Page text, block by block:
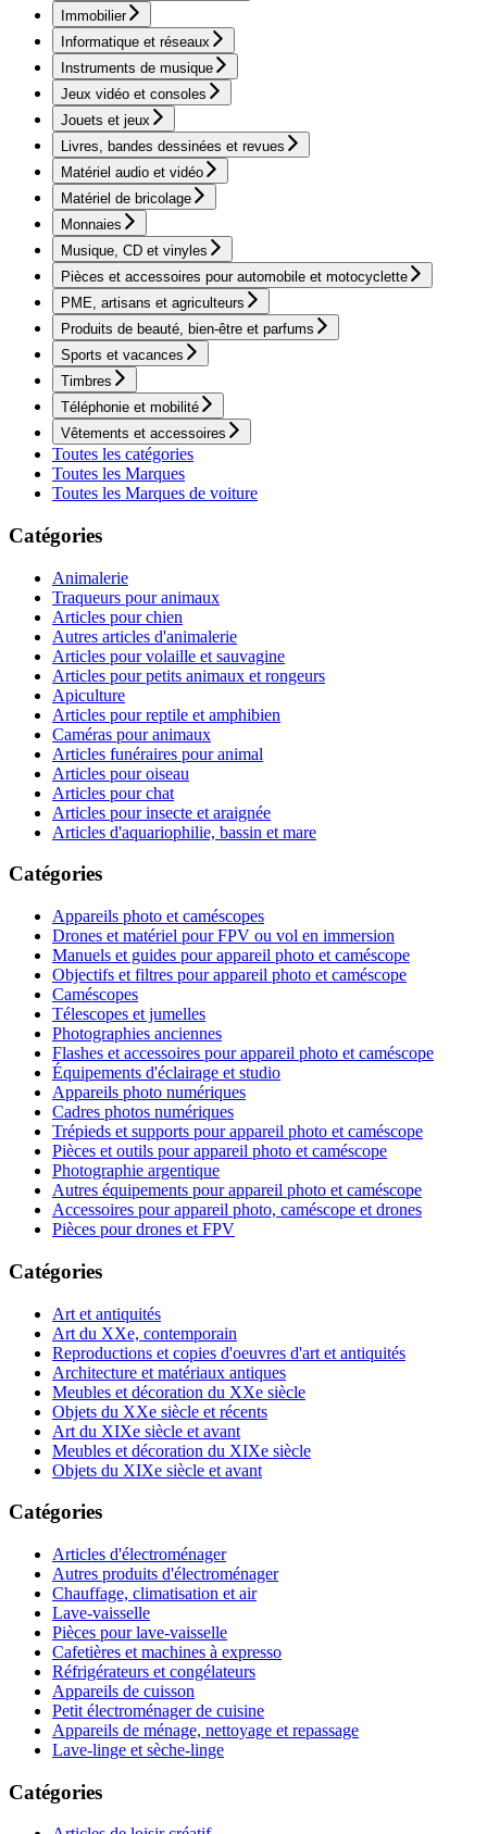
Immobilier
Informatique et réseaux
Instruments de musique
Jeux vidéo et consoles
Jouets et jeux
Livres, bandes dessinées et revues
Matériel audio et vidéo
Matériel de bricolage
Monnaies
Musique, CD et vinyles
Pièces et accessoires pour automobile et motocyclette
PME, artisans et agriculteurs
Produits de beauté, bien-être et parfums
Sports et vacances
Timbres
Téléphonie et mobilité
Vêtements et accessoires
Toutes les catégories
Toutes les Marques
Toutes les Marques de voiture
Catégories
Animalerie
Traqueurs pour animaux
Articles pour chien
Autres articles d'animalerie
Articles pour volaille et sauvagine
Articles pour petits animaux et rongeurs
Apiculture
Articles pour reptile et amphibien
Caméras pour animaux
Articles funéraires pour animal
Articles pour oiseau
Articles pour chat
Articles pour insecte et araignée
Articles d'aquariophilie, bassin et mare
Catégories
Appareils photo et caméscopes
Drones et matériel pour FPV ou vol en immersion
Manuels et guides pour appareil photo et caméscope
Objectifs et filtres pour appareil photo et caméscope
Caméscopes
Télescopes et jumelles
Photographies anciennes
Flashes et accessoires pour appareil photo et caméscope
Équipements d'éclairage et studio
Appareils photo numériques
Cadres photos numériques
Trépieds et supports pour appareil photo et caméscope
Pièces et outils pour appareil photo et caméscope
Photographie argentique
Autres équipements pour appareil photo et caméscope
Accessoires pour appareil photo, caméscope et drones
Pièces pour drones et FPV
Catégories
Art et antiquités
Art du XXe, contemporain
Reproductions et copies d'oeuvres d'art et antiquités
Architecture et matériaux antiques
Meubles et décoration du XXe siècle
Objets du XXe siècle et récents
Art du XIXe siècle et avant
Meubles et décoration du XIXe siècle
Objets du XIXe siècle et avant
Catégories
Articles d'électroménager
Autres produits d'électroménager
Chauffage, climatisation et air
Lave-vaisselle
Pièces pour lave-vaisselle
Cafetières et machines à expresso
Réfrigérateurs et congélateurs
Appareils de cuisson
Petit électroménager de cuisine
Appareils de ménage, nettoyage et repassage
Lave-linge et sèche-linge
Catégories